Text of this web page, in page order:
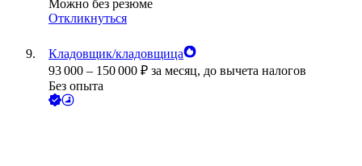
Можно без резюме
Откликнуться
Кладовщик/кладовщица
93 000 – 150 000 ₽ за месяц, до вычета налогов
Без опыта